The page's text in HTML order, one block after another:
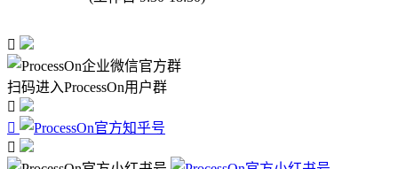

扫码进入ProcessOn用户群


